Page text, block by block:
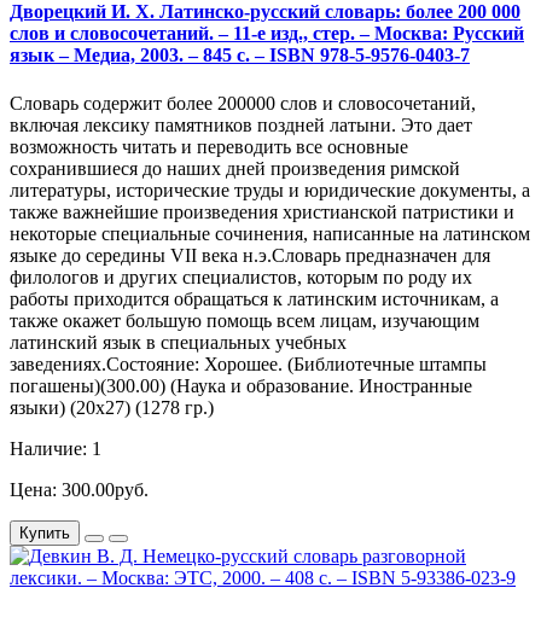
Дворецкий И. Х. Латинско-русский словарь: более 200 000
слов и словосочетаний. – 11-е изд., стер. – Москва: Русский
язык – Медиа, 2003. – 845 с. – ISBN 978-5-9576-0403-7
Словарь содержит более 200000 слов и словосочетаний,
включая лексику памятников поздней латыни. Это дает
возможность читать и переводить все основные
сохранившиеся до наших дней произведения римской
литературы, исторические труды и юридические документы, а
также важнейшие произведения христианской патристики и
некоторые специальные сочинения, написанные на латинском
языке до середины VII века н.э.Словарь предназначен для
филологов и других специалистов, которым по роду их
работы приходится обращаться к латинским источникам, а
также окажет большую помощь всем лицам, изучающим
латинский язык в специальных учебных
заведениях.Состояние: Хорошее. (Библиотечные штампы
погашены)(300.00) (Наука и образование. Иностранные
языки) (20х27) (1278 гр.)
Наличие: 1
Цена: 300.00руб.
Купить